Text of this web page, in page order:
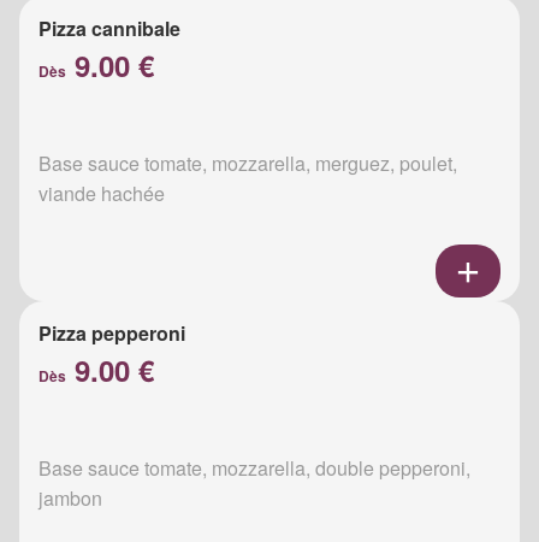
Pizza cannibale
Dès 9.00 €
Base sauce tomate, mozzarella, merguez, poulet,
viande hachée
Pizza pepperoni
Dès 9.00 €
Base sauce tomate, mozzarella, double pepperoni,
jambon